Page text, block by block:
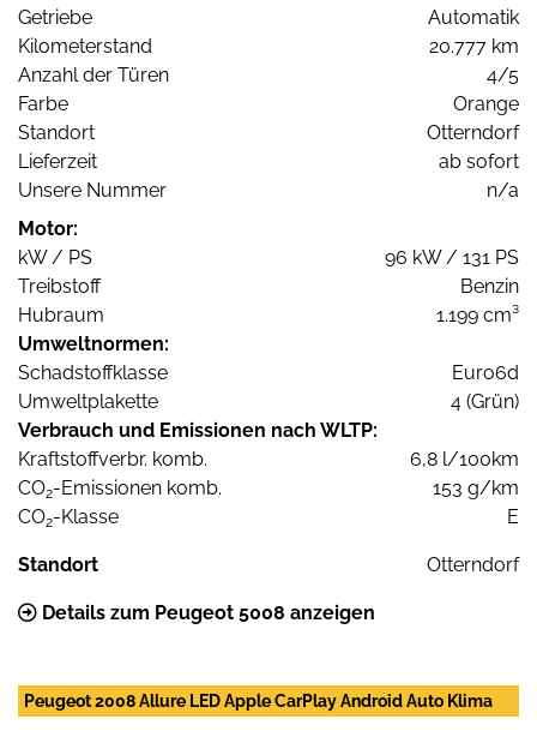
Getriebe
Automatik
Kilometerstand
20.777 km
Anzahl der Türen
4/5
Farbe
Orange
Standort
Otterndorf
Lieferzeit
ab sofort
Unsere Nummer
n/a
Motor:
kW / PS
96 kW / 131 PS
Treibstoff
Benzin
Hubraum
1.199 cm³
Umweltnormen:
Schadstoffklasse
Euro6d
Umweltplakette
4 (Grün)
Verbrauch und Emissionen nach WLTP:
Kraftstoffverbr. komb.
6,8 l/100km
CO2-Emissionen komb.
153 g/km
CO2-Klasse E
Standort Otterndorf
Details zum Peugeot 5008 anzeigen
Peugeot 2008 Allure LED Apple CarPlay Android Auto Klima